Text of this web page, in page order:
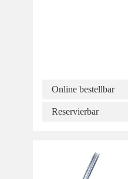
Online bestellbar
Reservierbar